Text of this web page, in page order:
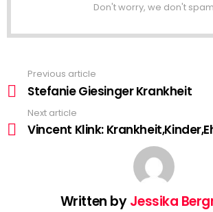
Don't worry, we don't spam
more
Previous article
Stefanie Giesinger Krankheit
Next article
Vincent Klink:
Written byJessika